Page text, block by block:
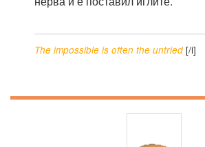
The impossible is often the untried [/i]